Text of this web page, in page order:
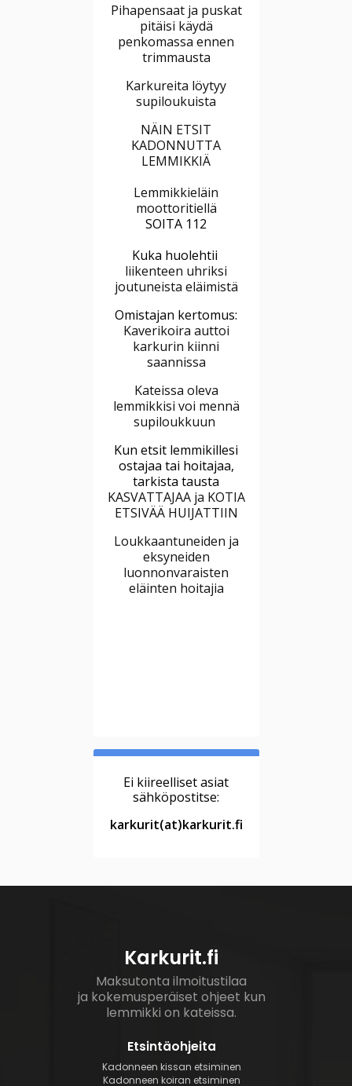
Pihapensaat ja puskat
pitäisi käydä
penkomassa ennen
trimmausta
Karkureita löytyy
supiloukuista
NÄIN ETSIT
KADONNUTTA
LEMMIKKIÄ
Lemmikkieläin
moottoritiellä
SOITA 112
Kuka huolehtii
liikenteen uhriksi
joutuneista eläimistä
Omistajan kertomus:
Kaverikoira auttoi
karkurin kiinni
saannissa
Kateissa oleva
lemmikkisi voi mennä
supiloukkuun
Kun etsit lemmikillesi
ostajaa tai hoitajaa,
tarkista tausta
KASVATTAJAA ja KOTIA
ETSIVÄÄ HUIJATTIIN
Loukkaantuneiden ja
eksyneiden
luonnonvaraisten
eläinten hoitajia
Ei kiireelliset asiat
sähköpostitse:
karkurit(at)karkurit.fi
Karkurit.fi
Maksutonta ilmoitustilaa
ja kokemusperäiset ohjeet kun
lemmikki on kateissa.
Etsintäohjeita
Kadonneen kissan etsiminen
Kadonneen koiran etsiminen